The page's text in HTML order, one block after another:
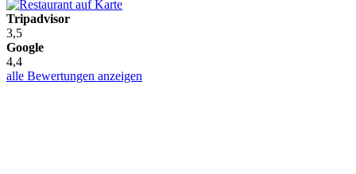
Tripadvisor
3,5
Google
4,4
alle Bewertungen anzeigen